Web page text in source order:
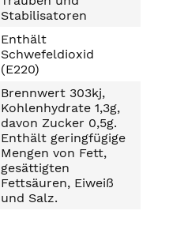
Stabilisatoren
Enthält
Schwefeldioxid
(E220)
Brennwert 303kj,
Kohlenhydrate 1,3g,
davon Zucker 0,5g.
Enthält geringfügige
Mengen von Fett,
gesättigten
Fettsäuren, Eiweiß
und Salz.